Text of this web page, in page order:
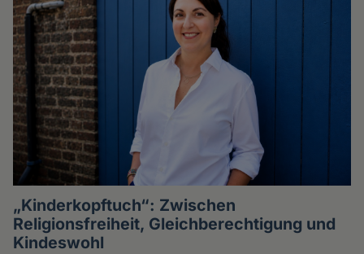
„Kinderkopftuch“: Zwischen
Religionsfreiheit, Gleichberechtigung und
Kindeswohl